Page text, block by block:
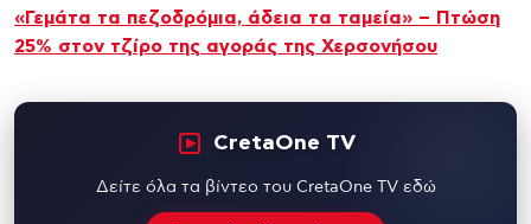
«Γεμάτα τα πεζοδρόμια, άδεια τα ταμεία» – Πτώση
25% στον τζίρο της αγοράς της Χερσονήσου
CretaOne TV
Δείτε όλα τα βίντεο του CretaOne TV εδώ